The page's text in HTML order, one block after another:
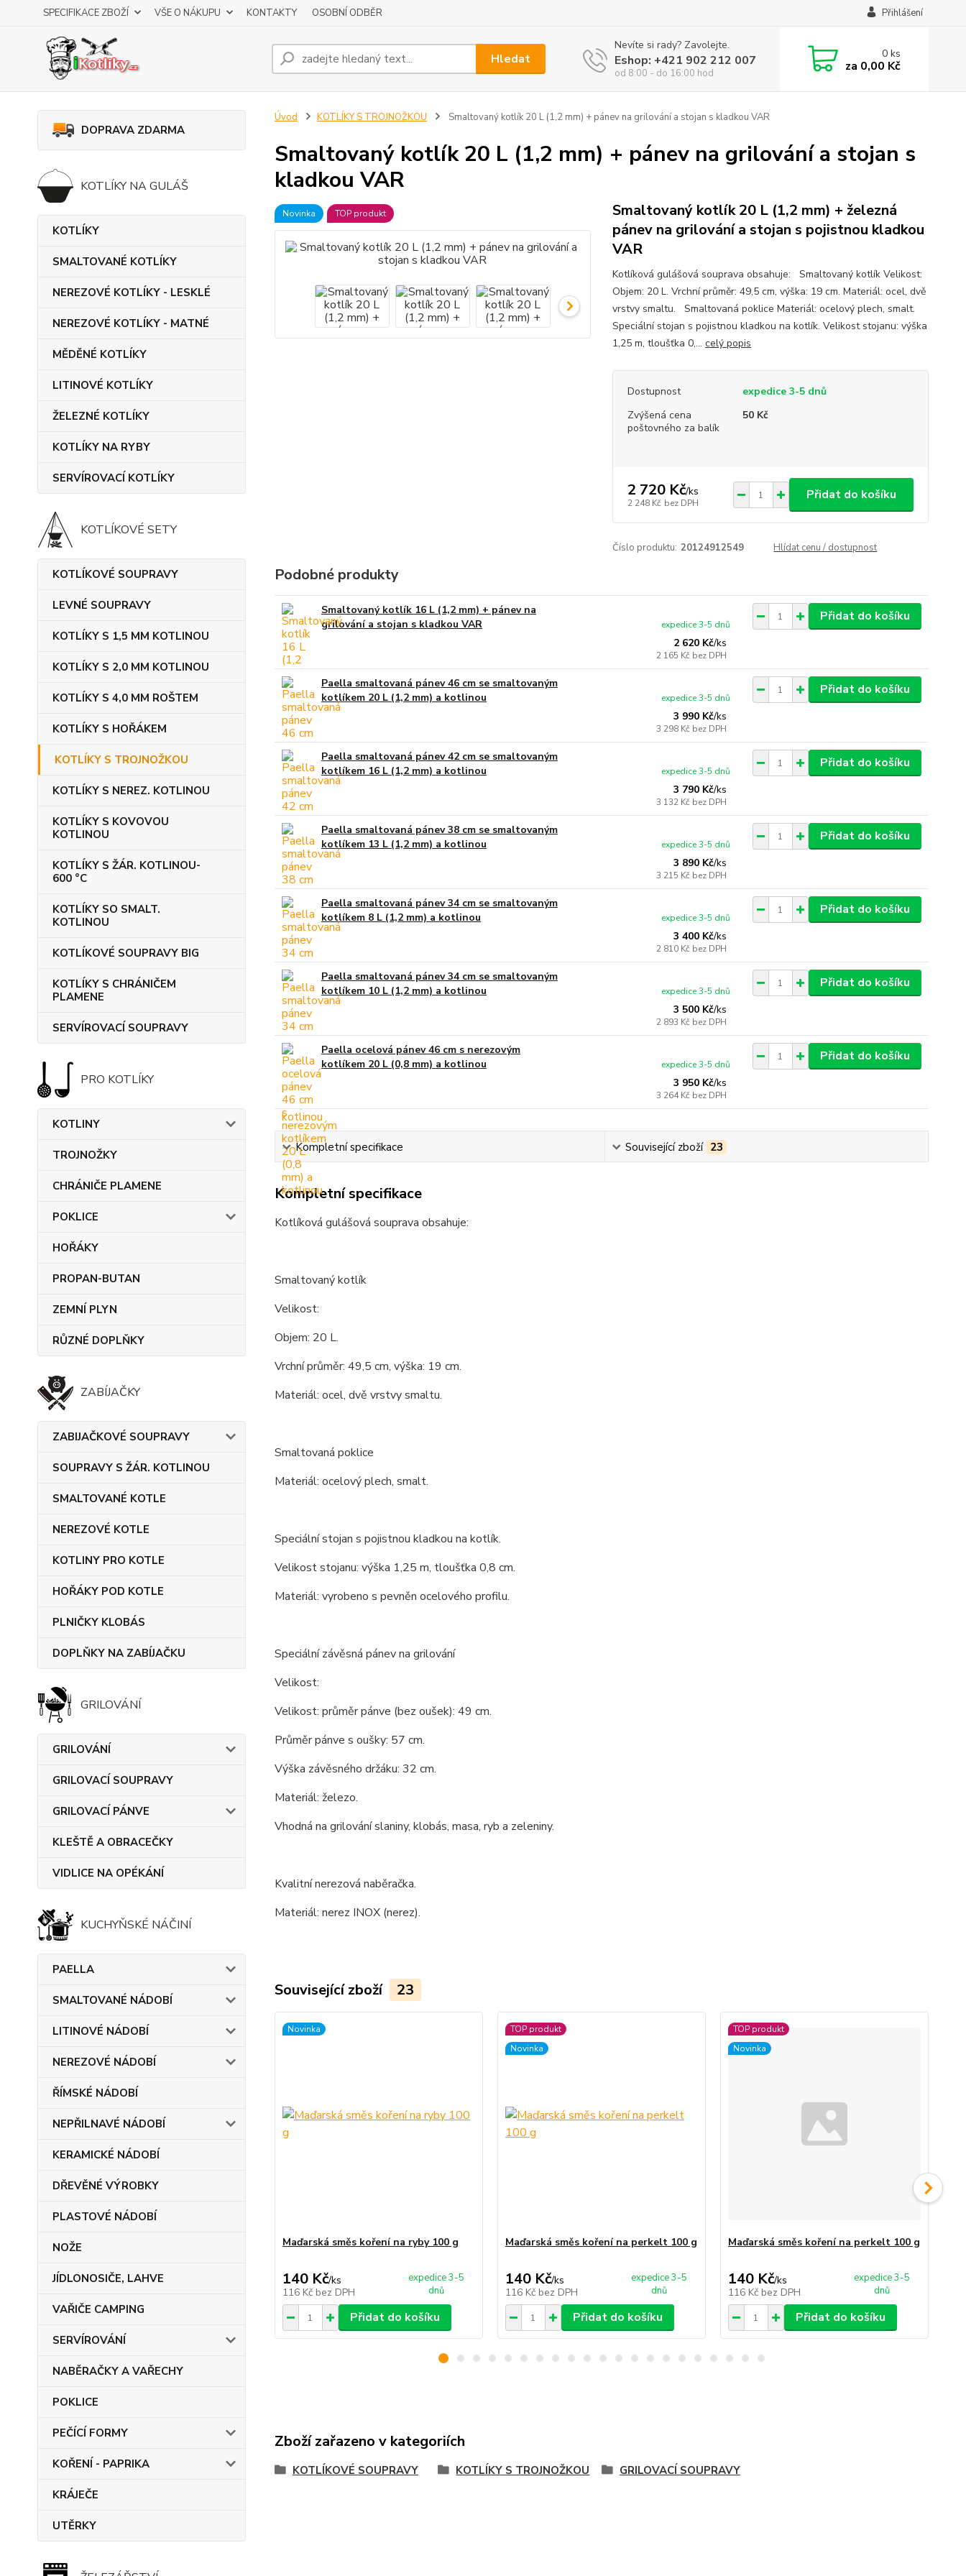
SPECIFIKACE ZBOŽÍ VŠE O NÁKUPU KONTAKTY OSOBNÍ ODBĚR Přihlášení
Hledat
Nevíte si rady? Zavolejte.
Eshop: +421 902 212 007
od 8:00 - do 16:00 hod
0ks
za 0,00 Kč
DOPRAVA ZDARMA
KOTLÍKY NA GULÁŠ
KOTLÍKY
SMALTOVANÉ KOTLÍKY
NEREZOVÉ KOTLÍKY - LESKLÉ
NEREZOVÉ KOTLÍKY - MATNÉ
MĚDĚNÉ KOTLÍKY
LITINOVÉ KOTLÍKY
ŽELEZNÉ KOTLÍKY
KOTLÍKY NA RYBY
SERVÍROVACÍ KOTLÍKY
KOTLÍKOVÉ SETY
KOTLÍKOVÉ SOUPRAVY
LEVNÉ SOUPRAVY
KOTLÍKY S 1,5 MM KOTLINOU
KOTLÍKY S 2,0 MM KOTLINOU
KOTLÍKY S 4,0 MM ROŠTEM
KOTLÍKY S HOŘÁKEM
KOTLÍKY S TROJNOŽKOU
KOTLÍKY S NEREZ. KOTLINOU
KOTLÍKY S KOVOVOU
KOTLINOU
KOTLÍKY S ŽÁR. KOTLINOU-
600 °C
KOTLÍKY SO SMALT.
KOTLINOU
KOTLÍKOVÉ SOUPRAVY BIG
KOTLÍKY S CHRÁNIČEM
PLAMENE
SERVÍROVACÍ SOUPRAVY
PRO KOTLÍKY
KOTLINY
TROJNOŽKY
CHRÁNIČE PLAMENE
POKLICE
HOŘÁKY
PROPAN-BUTAN
ZEMNÍ PLYN
RŮZNÉ DOPLŇKY
ZABÍJAČKY
ZABIJAČKOVÉ SOUPRAVY
SOUPRAVY S ŽÁR. KOTLINOU
SMALTOVANÉ KOTLE
NEREZOVÉ KOTLE
KOTLINY PRO KOTLE
HOŘÁKY POD KOTLE
PLNIČKY KLOBÁS
DOPLŇKY NA ZABÍJAČKU
GRILOVÁNÍ
GRILOVÁNÍ
GRILOVACÍ SOUPRAVY
GRILOVACÍ PÁNVE
KLEŠTĚ A OBRACEČKY
VIDLICE NA OPÉKÁNÍ
KUCHYŇSKÉ NÁČINÍ
PAELLA
SMALTOVANÉ NÁDOBÍ
LITINOVÉ NÁDOBÍ
NEREZOVÉ NÁDOBÍ
ŘÍMSKÉ NÁDOBÍ
NEPŘILNAVÉ NÁDOBÍ
KERAMICKÉ NÁDOBÍ
DŘEVĚNÉ VÝROBKY
PLASTOVÉ NÁDOBÍ
NOŽE
JÍDLONOSIČE, LAHVE
VAŘIČE CAMPING
SERVÍROVÁNÍ
NABĚRAČKY A VAŘECHY
POKLICE
PEČÍCÍ FORMY
KOŘENÍ - PAPRIKA
KRÁJEČE
UTĚRKY
Úvod KOTLÍKY S TROJNOŽKOU Smaltovaný kotlík 20 L (1,2 mm) + pánev na grilování a stojan s kladkou VAR
Smaltovaný kotlík 20 L (1,2 mm) + pánev na grilování a stojan s
kladkou VAR
Novinka TOP produkt
Smaltovaný kotlík 20 L (1,2 mm) + železná
pánev na grilování a stojan s pojistnou kladkou
VAR
Kotlíková gulášová souprava obsahuje: Smaltovaný kotlík Velikost:
Objem: 20 L. Vrchní průměr: 49,5 cm, výška: 19 cm. Materiál: ocel, dvě
vrstvy smaltu. Smaltovaná poklice Materiál: ocelový plech, smalt.
Speciální stojan s pojistnou kladkou na kotlík. Velikost stojanu: výška
1,25 m, tloušťka 0,... celý popis
Dostupnost
expedice 3-5 dnů
Zvýšená cena
poštovného za balík
50 Kč
2 720 Kč/ks
2 248 Kč bez DPH
Přidat do košíku
Číslo produktu: 20124912549 Hlídat cenu / dostupnost
Podobné produkty
Smaltovaný kotlík 16 L (1,2 mm) + pánev na
grilování a stojan s kladkou VAR
2 620 Kč/ks
2 165 Kč bez DPH
expedice 3-5 dnů
Přidat do košíku
Paella smaltovaná pánev 46 cm se smaltovaným
kotlíkem 20 L (1,2 mm) a kotlinou
3 990 Kč/ks
3 298 Kč bez DPH
expedice 3-5 dnů
Přidat do košíku
Paella smaltovaná pánev 42 cm se smaltovaným
kotlíkem 16 L (1,2 mm) a kotlinou
3 790 Kč/ks
3 132 Kč bez DPH
expedice 3-5 dnů
Přidat do košíku
Paella smaltovaná pánev 38 cm se smaltovaným
kotlíkem 13 L (1,2 mm) a kotlinou
3 890 Kč/ks
3 215 Kč bez DPH
expedice 3-5 dnů
Přidat do košíku
Paella smaltovaná pánev 34 cm se smaltovaným
kotlíkem 8 L (1,2 mm) a kotlinou
3 400 Kč/ks
2 810 Kč bez DPH
expedice 3-5 dnů
Přidat do košíku
Paella smaltovaná pánev 34 cm se smaltovaným
kotlíkem 10 L (1,2 mm) a kotlinou
3 500 Kč/ks
2 893 Kč bez DPH
expedice 3-5 dnů
Přidat do košíku
Paella ocelová pánev 46 cm s nerezovým
kotlíkem 20 L (0,8 mm) a kotlinou
3 950 Kč/ks
3 264 Kč bez DPH
expedice 3-5 dnů
Přidat do košíku
Kompletní specifikace Související zboží 23
Kompletní specifikace
Kotlíková gulášová souprava obsahuje:
Smaltovaný kotlík
Velikost:
Objem: 20 L.
Vrchní průměr: 49,5 cm, výška: 19 cm.
Materiál: ocel, dvě vrstvy smaltu.
Smaltovaná poklice
Materiál: ocelový plech, smalt.
Speciální stojan s pojistnou kladkou na kotlík.
Velikost stojanu: výška 1,25 m, tloušťka 0,8 cm.
Materiál: vyrobeno s pevněn ocelového profilu.
Speciální závěsná pánev na grilování
Velikost:
Velikost: průměr pánve (bez oušek): 49 cm.
Průměr pánve s oušky: 57 cm.
Výška závěsného držáku: 32 cm.
Materiál: železo.
Vhodná na grilování slaniny, klobás, masa, ryb a zeleniny.
Kvalitní nerezová naběračka.
Materiál: nerez INOX (nerez).
Související zboží 23
Novinka
Maďarská směs koření na ryby 100 g
140 Kč/ks
116 Kč bez DPH
expedice 3-5
dnů
Přidat do košíku
TOP produkt
Novinka
Maďarská směs koření na perkelt 100 g
140 Kč/ks
116 Kč bez DPH
expedice 3-5
dnů
Přidat do košíku
TOP produkt
Novinka
Maďarská směs koření na perkelt 100 g
140 Kč/ks
116 Kč bez DPH
expedice 3-5
dnů
Přidat do košíku
Zboží zařazeno v kategoriích
KOTLÍKOVÉ SOUPRAVY KOTLÍKY S TROJNOŽKOU GRILOVACÍ SOUPRAVY